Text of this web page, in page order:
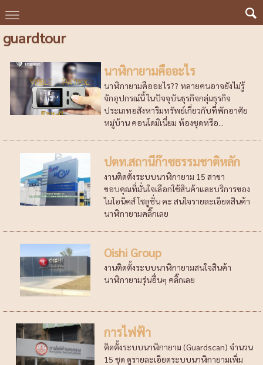
guardtour
นาฬิกายามคืออะไร
นาฬิกายามคืออะไร?? หลายคนอาจยังไม่รู้
จักอุปกรณ์นี้ ในปัจจุบันธุรกิจกลุ่มธุรกิจ
ประเภทอสังหาริมทรัพย์เกี่ยวกับที่พักอาศัย
หมู่บ้าน คอนโดมิเนี่ยม ห้องชุดหรือ...
ปตท.สถานีก๊าซธรรมชาติหลัก
งานติดตั้งระบบนาฬิกายาม 15 สาขา
ขอบคุณที่มั่นใจเลือกใช้สินค้าและบริการของ
ไมโอนิคส์ โซลูชั่น คะ สนใจรายละเอียดสินค้า
นาฬิกายามคลิ๊กเลย
Oishi Group
งานติดตั้งระบบนาฬิกายามสนใจสินค้า
นาฬิกายามรุ่นอื่นๆ คลิ๊กเลย
การไฟฟ้า
ติดตั้งระบบนาฬิกายาม (Guardscan) จำนวน
15 ชุด ดูรายละเอียดระบบนาฬิกายามเพิ่ม